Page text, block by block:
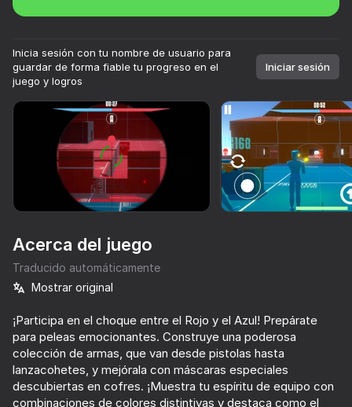
Este juego solo admite orientación paisaje
JUGAR
Bodycam Shooter
72
CS 1
78
They Are Coming
82
Inicia sesión con tu nombre de usuario para
guardar de forma fiable tu progreso en el
juego y logros
Iniciar sesión
Acerca del juego
Traducido automáticamente
Mostrar original
¡Participa en el choque entre el Rojo y el Azul! Prepárate
para peleas emocionantes. Construye una poderosa
colección de armas, que van desde pistolas hasta
lanzacohetes, y mejórala con máscaras especiales
descubiertas en cofres. ¡Muestra tu espíritu de equipo con
combinaciones de colores distintivas y destaca como el